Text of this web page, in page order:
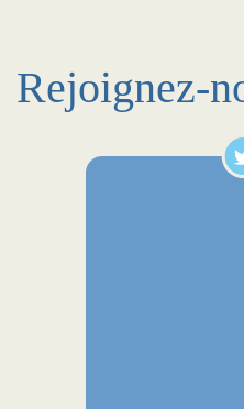
Rejoignez-